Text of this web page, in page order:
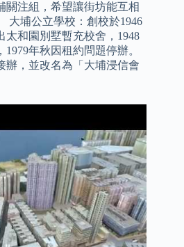
關注組，希望讓街坊能互相
大埔公立學校：創校於1946
太和園別墅暫充校舍，1948
年秋因租約問題停辦。
辦，並改名為「大埔浸信會